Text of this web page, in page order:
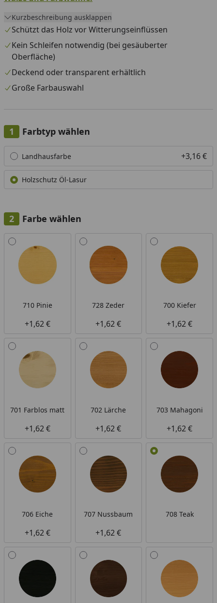
Kurzbeschreibung ausklappen
Schützt das Holz vor Witterungseinflüssen
Kein Schleifen notwendig (bei gesäuberter
Oberfläche)
Deckend oder transparent erhältlich
Große Farbauswahl
Farbtyp wählen
Alle anzeigen (2)
Landhausfarbe +3,16 €
Holzschutz Öl-Lasur
Farbe wählen
Alle anzeigen (19)
710 Pinie
+1,62 €
728 Zeder
+1,62 €
700 Kiefer
+1,62 €
701 Farblos matt
+1,62 €
702 Lärche
+1,62 €
703 Mahagoni
+1,62 €
706 Eiche
+1,62 €
707 Nussbaum
+1,62 €
708 Teak